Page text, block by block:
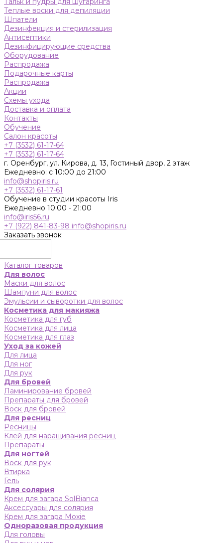
Теплые воски для депиляции
Шпатели
Дезинфекция и стерилизация
Антисептики
Дезинфицирующие средства
Оборудование
Распродажа
Подарочные карты
Распродажа
Акции
Схемы ухода
Доставка и оплата
Контакты
Обучение
Салон красоты
+7 (3532) 61-17-64
+7 (3532) 61-17-64
г. Оренбург, ул. Кирова, д. 13, Гостиный двор, 2 этаж
Ежедневно: с 10:00 до 21:00
info@shopiris.ru
+7 (3532) 61-17-61
Обучение в студии красоты Iris
Ежедневно 10:00 - 21:00
info@iris56.ru
+7 (922) 841-83-98 info@shopiris.ru
Заказать звонок
Каталог товаров
Для волос
Маски для волос
Шампуни для волос
Эмульсии и сыворотки для волос
Косметика для макияжа
Косметика для губ
Косметика для лица
Косметика для глаз
Уход за кожей
Для лица
Для ног
Для рук
Для бровей
Ламинирование бровей
Препараты для бровей
Воск для бровей
Для ресниц
Ресницы
Клей для наращивания ресниц
Препараты
Для ногтей
Воск для рук
Втирка
Гель
Для солярия
Крем для загара SolBianca
Аксессуары для солярия
Крем для загара Moxie
Одноразовая продукция
Для головы